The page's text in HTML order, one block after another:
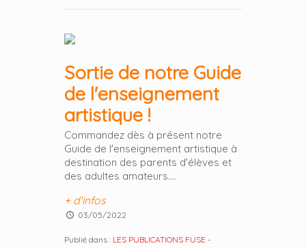
Sortie de notre Guide
de l'enseignement
artistique !
Commandez dès à présent notre
Guide de l'enseignement artistique à
destination des parents d'élèves et
des adultes amateurs....
+ d'infos
03/05/2022
Publié dans : LES PUBLICATIONS FUSE -